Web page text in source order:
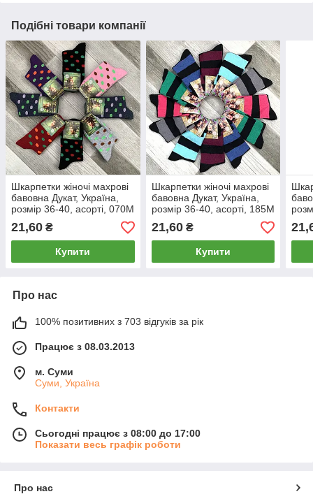
Подібні товари компанії
Шкарпетки жіночі махрові
бавовна Дукат, Україна,
розмір 36-40, асорті, 070М
21,60 ₴
Купити
Шкарпетки жіночі махрові
бавовна Дукат, Україна,
розмір 36-40, асорті, 185М
21,60₴
Купити
Про нас
100% позитивних з 703 відгуків за рік
Працює з 08.03.2013
м. Суми
Суми, Україна
Контакти
Сьогодні працює з 08:00 до 17:00
Показати весь графік роботи
Про нас